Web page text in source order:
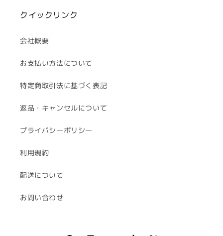
クイックリンク
会社概要
お支払い方法について
特定商取引法に基づく表記
返品・キャンセルについて
プライバシーポリシー
利用規約
配送について
お問い合わせ